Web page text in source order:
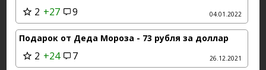
04.01.2022
2 +27 9
26.12.2021
Подарок от Деда Мороза - 73 рубля за доллар
2 +24 7